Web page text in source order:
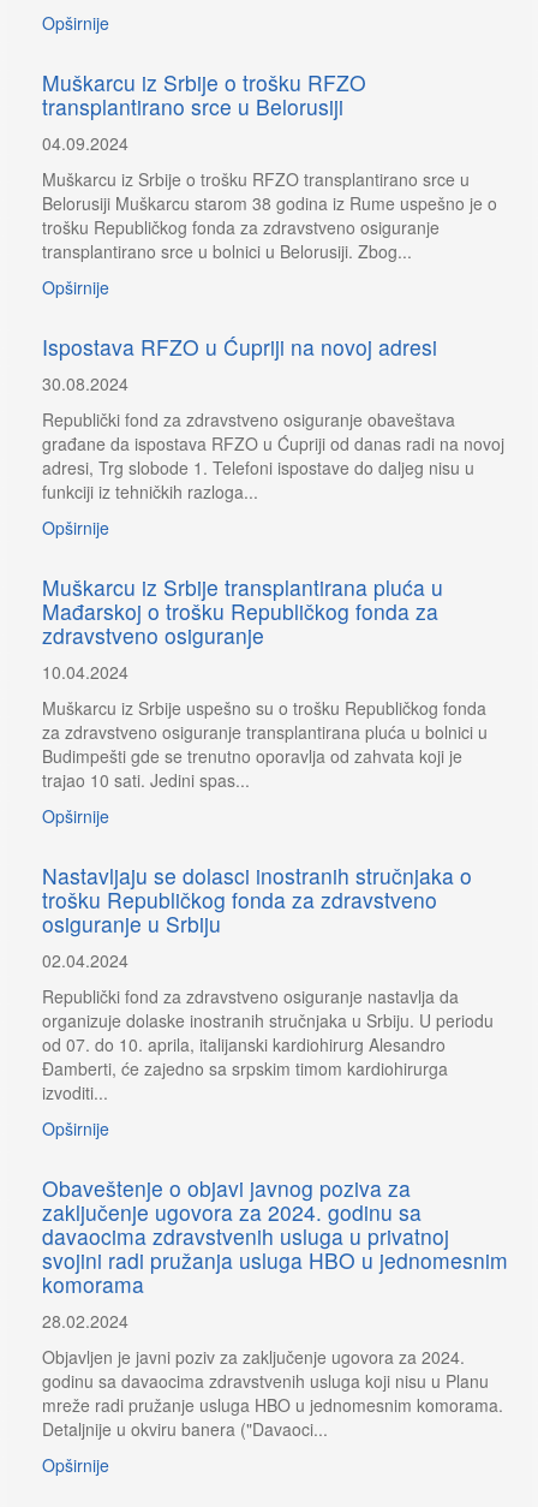
Opširnije
Muškarcu iz Srbije o trošku RFZO
transplantirano srce u Belorusiji
04.09.2024
Muškarcu iz Srbije o trošku RFZO transplantirano srce u
Belorusiji Muškarcu starom 38 godina iz Rume uspešno je o
trošku Republičkog fonda za zdravstveno osiguranje
transplantirano srce u bolnici u Belorusiji. Zbog...
Opširnije
Ispostava RFZO u Ćupriji na novoj adresi
30.08.2024
Republički fond za zdravstveno osiguranje obaveštava
građane da ispostava RFZO u Ćupriji od danas radi na novoj
adresi, Trg slobode 1. Telefoni ispostave do daljeg nisu u
funkciji iz tehničkih razloga...
Opširnije
Muškarcu iz Srbije transplantirana pluća u
Mađarskoj o trošku Republičkog fonda za
zdravstveno osiguranje
10.04.2024
Muškarcu iz Srbije uspešno su o trošku Republičkog fonda
za zdravstveno osiguranje transplantirana pluća u bolnici u
Budimpešti gde se trenutno oporavlja od zahvata koji je
trajao 10 sati. Jedini spas...
Opširnije
Nastavljaju se dolasci inostranih stručnjaka o
trošku Republičkog fonda za zdravstveno
osiguranje u Srbiju
02.04.2024
Republički fond za zdravstveno osiguranje nastavlja da
organizuje dolaske inostranih stručnjaka u Srbiju. U periodu
od 07. do 10. aprila, italijanski kardiohirurg Alesandro
Đamberti, će zajedno sa srpskim timom kardiohirurga
izvoditi...
Opširnije
Obaveštenje o objavi javnog poziva za
zaključenje ugovora za 2024. godinu sa
davaocima zdravstvenih usluga u privatnoj
svojini radi pružanja usluga HBO u jednomesnim
komorama
28.02.2024
Objavljen je javni poziv za zaključenje ugovora za 2024.
godinu sa davaocima zdravstvenih usluga koji nisu u Planu
mreže radi pružanje usluga HBO u jednomesnim komorama.
Detaljnije u okviru banera ("Davaoci...
Opširnije